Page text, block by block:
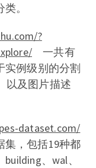
。
?
一共有
实例级别的分割
以及图片描述
dataset.com/
集，包括19种都
、wal、